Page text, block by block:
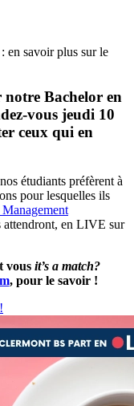
savoir plus sur le
notre Bachelor en
vous jeudi 10
ceux qui en
étudiants préfèrent à
pour lesquelles ils
attendront, en LIVE sur
vous it’s a match?
, pour le savoir !